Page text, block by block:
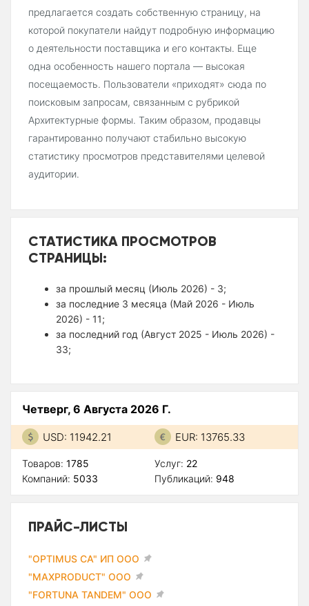
предлагается создать собственную страницу, на
которой покупатели найдут подробную информацию
о деятельности поставщика и его контакты. Еще
одна особенность нашего портала — высокая
посещаемость. Пользователи «приходят» сюда по
поисковым запросам, связанным с рубрикой
Архитектурные формы. Таким образом, продавцы
гарантированно получают стабильно высокую
статистику просмотров представителями целевой
аудитории.
СТАТИСТИКА ПРОСМОТРОВ
СТРАНИЦЫ:
за прошлый месяц (Июль 2026) - 3;
за последние 3 месяца (Май 2026 - Июль
2026) - 11;
за последний год (Август 2025 - Июль 2026) -
33;
Четверг, 6 Августа 2026 Г.
USD: 11942.21 EUR: 13765.33
Товаров: 1785
Компаний: 5033
Услуг: 22
Публикаций: 948
ПРАЙС-ЛИСТЫ
"OPTIMUS CA" ИП ООО
"MAXPRODUCT" ООО
"FORTUNA TANDEM" ООО